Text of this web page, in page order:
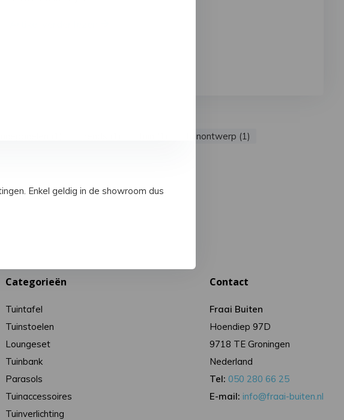
tuinontwerp (1)
Categorieën
Tuintafel
Tuinstoelen
Loungeset
Tuinbank
Parasols
Tuinaccessoires
Tuinverlichting
Contact
Fraai Buiten
Hoendiep 97D
9718 TE Groningen
Nederland
Tel: 050 280 66 25
E-mail: info@fraai-buiten.nl
Enkel geldig in de showroom dus